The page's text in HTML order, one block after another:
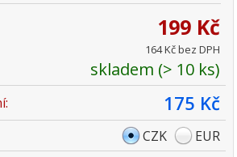
199 Kč
164 Kč bez DPH
skladem (> 10 ks)
175 Kč
CZK
EUR